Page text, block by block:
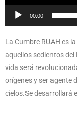
00:00
La Cumbre RUAH es
aquellos sedientos
vida será
orígenes y ser agente
cielos.Se desarrollará